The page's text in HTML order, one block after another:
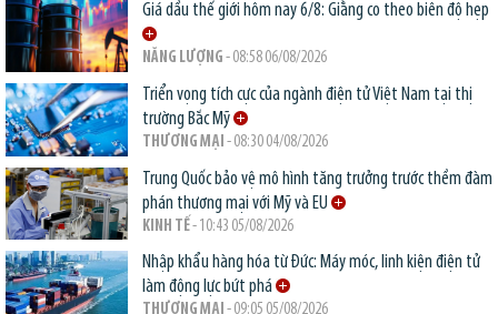
Giá dầu thế giới hôm nay 6/8: Giằng co theo biên độ hẹp
NĂNG LƯỢNG - 08:58 06/08/2026
Triển vọng tích cực của ngành điện tử Việt Nam tại thị
trường Bắc Mỹ
THƯƠNG MẠI - 08:30 04/08/2026
Trung Quốc bảo vệ mô hình tăng trưởng trước thềm đàm
phán thương mại với Mỹ và EU
KINH TẾ- 10:43 05/08/2026
Nhập khẩu hàng hóa từ Đức: Máy móc, linh kiện điện tử
làm động lực bứt phá
THƯƠNG MẠI - 09:05 05/08/2026